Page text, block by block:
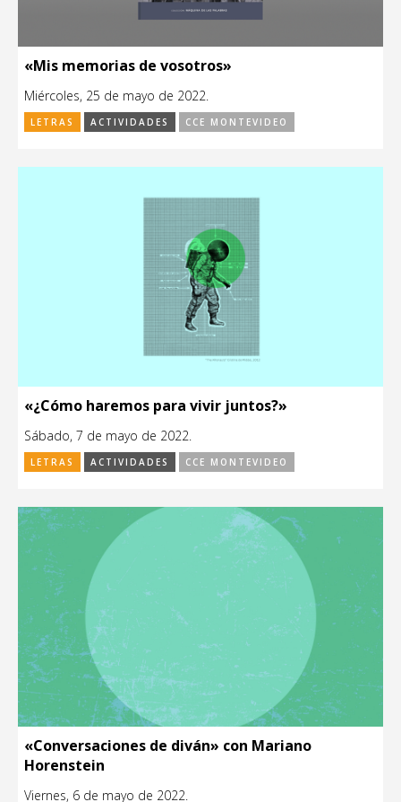
«Mis memorias de vosotros»
Miércoles, 25 de mayo de 2022.
LETRAS ACTIVIDADES CCE MONTEVIDEO
«¿Cómo haremos para vivir juntos?»
Sábado, 7 de mayo de 2022.
LETRAS ACTIVIDADES CCE MONTEVIDEO
«Conversaciones de diván» con Mariano
Horenstein
Viernes, 6 de mayo de 2022.